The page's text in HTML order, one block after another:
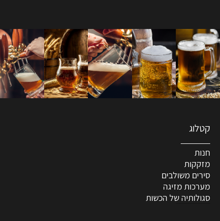
קטלוג
חנות
מזקקות
סירים משולבים
מערכות מזיגה
סגולותיה של הכשות